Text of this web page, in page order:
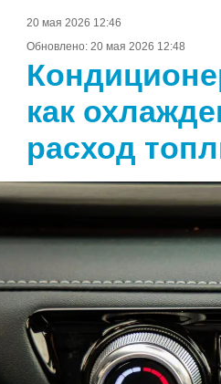
20 мая 2026 12:46
Обновлено: 20 мая 2026 12:48
как
расход